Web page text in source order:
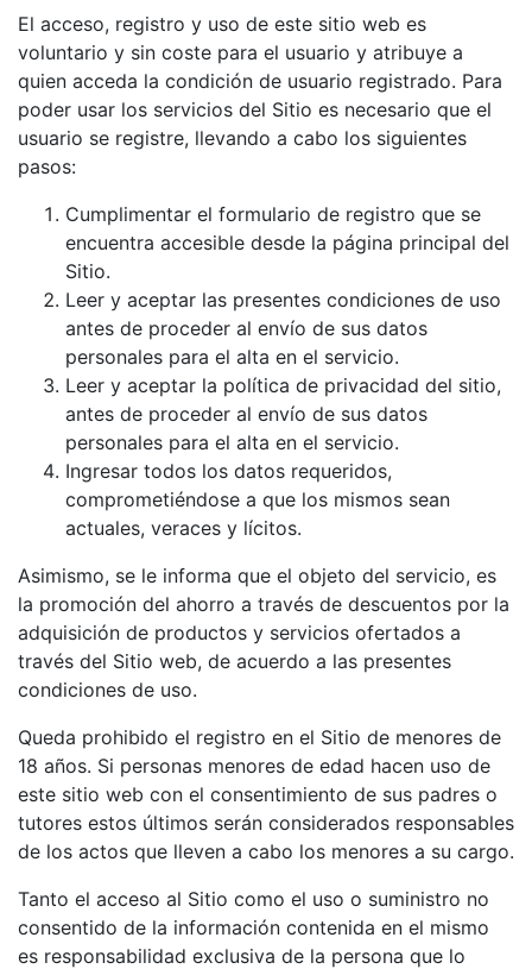
El acceso, registro y uso de este sitio web es
voluntario y sin coste para el usuario y atribuye a
quien acceda la condición de usuario registrado. Para
poder usar los servicios del Sitio es necesario que el
usuario se registre, llevando a cabo los siguientes
pasos:
Cumplimentar el formulario de registro que se
encuentra accesible desde la página principal del
Sitio.
Leer y aceptar las presentes condiciones de uso
antes de proceder al envío de sus datos
personales para el alta en el servicio.
Leer y aceptar la política de privacidad del sitio,
antes de proceder al envío de sus datos
personales para el alta en el servicio.
Ingresar todos los datos requeridos,
comprometiéndose a que los mismos sean
actuales, veraces y lícitos.
Asimismo, se le informa que el objeto del servicio, es
la promoción del ahorro a través de descuentos por la
adquisición de productos y servicios ofertados a
través del Sitio web, de acuerdo a las presentes
condiciones de uso.
Queda prohibido el registro en el Sitio de menores de
18 años. Si personas menores de edad hacen uso de
este sitio web con el consentimiento de sus padres o
tutores estos últimos serán considerados responsables
de los actos que lleven a cabo los menores a su cargo.
Tanto el acceso al Sitio como el uso o suministro no
consentido de la información contenida en el mismo
es responsabilidad exclusiva de la persona que lo